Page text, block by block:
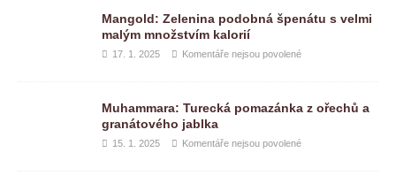
Mangold: Zelenina podobná špenátu s velmi
malým množstvím kalorií
17. 1. 2025 Komentáře nejsou povolené
Muhammara: Turecká pomazánka z ořechů a
granátového jablka
15. 1. 2025 Komentáře nejsou povolené